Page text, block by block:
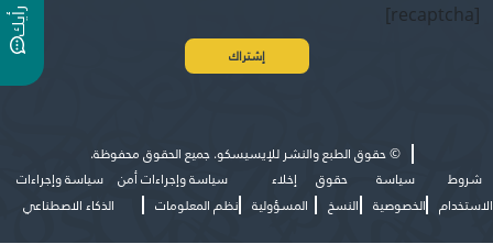
ر
أ
ي
ك [recaptcha]
©حقوق الطبع والنشر للإيسيسكو. جميع الحقوق محفوظة.
شروط
الاستخدام
سياسة
الخصوصية
حقوق
النسخ
إخلاء
المسؤولية
سياسة وإجراءات أمن
نظم المعلومات
سياسة وإجراءات
الذكاء الاصطناعي